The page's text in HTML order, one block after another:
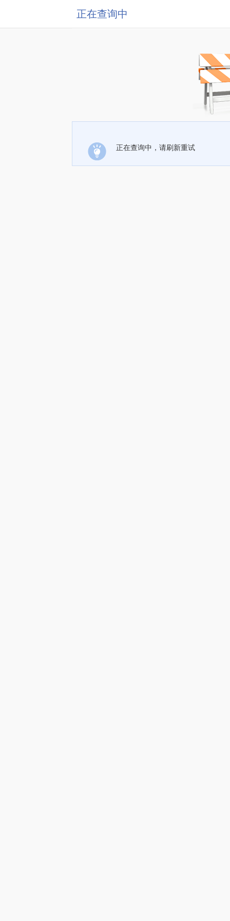
正在查询中
正在查询中，请刷新重试